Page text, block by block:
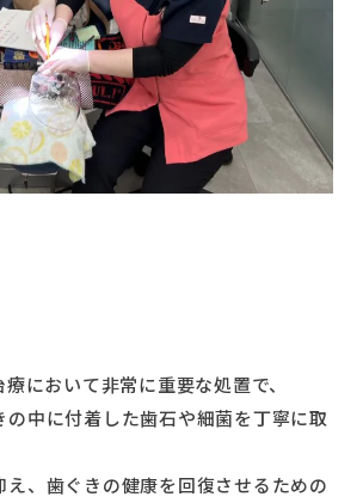
において非常に重要な処置で、
の中に付着した歯石や細菌を丁寧に取
え、歯ぐきの健康を回復させるための